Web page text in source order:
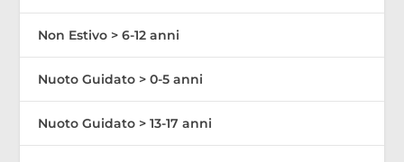
Non Estivo > 6-12 anni
Nuoto Guidato > 0-5 anni
Nuoto Guidato > 13-17 anni